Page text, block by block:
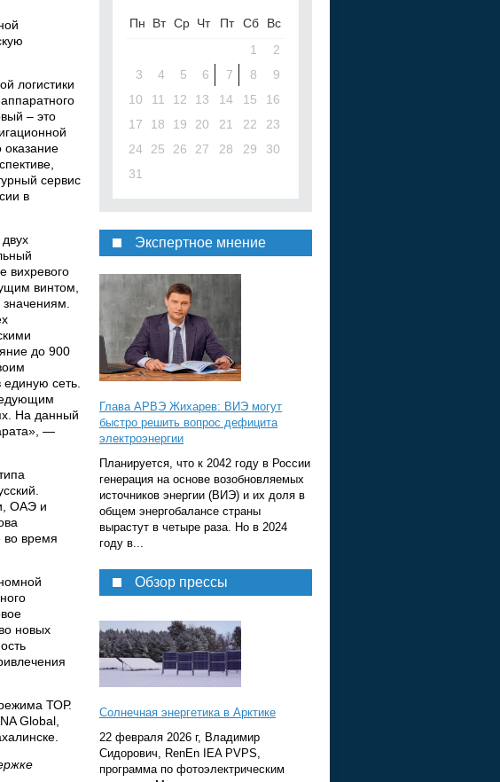
логистики
– это
оказание
сервис
в
вихревого
винтом,
до 900
сеть.
На данный
—
ОАЭ и
во время
новых
ТОР.
Global,
Пн Вт Ср Чт Пт Сб
Вс
1
2
3
4 5 6 7 8
9
10
11 12 13 14 15
16
17
18 19 20 21 22
23
24
25 26 27 28 29
30
31
Экспертное мнение
Глава АРВЭ Жихарев: ВИЭ могут
быстро решить вопрос дефицита
электроэнергии
Планируется, что к 2042 году в России
генерация на основе возобновляемых
источников энергии (ВИЭ) и их доля в
общем энергобалансе страны
вырастут в четыре раза. Но в 2024
году в...
Обзор прессы
Солнечная энергетика в Арктике
22 февраля 2026 г, Владимир
Сидорович, RenEn IEA PVPS,
программа по фотоэлектрическим